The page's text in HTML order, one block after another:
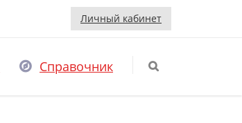
Личный кабинет
Справочник